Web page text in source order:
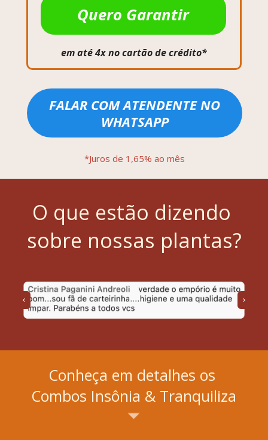
em até 4x no cartão de crédito*
Quero Garantir
FALAR COM ATENDENTE NO
WHATSAPP
*Juros de 1,65% ao mês
O que estão dizendo
sobre nossas plantas?
Conheça em detalhes os
Combos Insônia & Tranquiliza